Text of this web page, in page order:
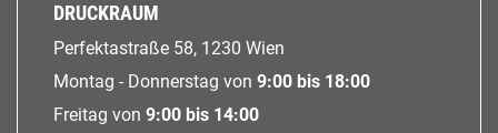
DRUCKRAUM
Perfektastraße 58, 1230 Wien
Montag - Donnerstag von 9:00 bis 18:00
Freitag von 9:00 bis 14:00